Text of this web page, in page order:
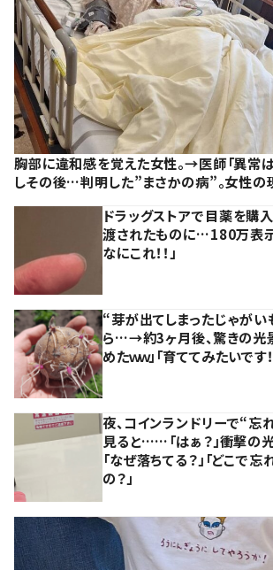
胸部に違和感を覚えた女性。→医師「異常
しその後…判明した”まさかの病”。女性の
ドラッグストアで目薬を購
渡されたものに…180万表示「
なにこれ！！」
“芽が出てしまったじゃが
ら…→約3ヶ月後、驚きの光
めたｗｗ」「育ててみたいです！
夜、コインランドリーで“忘
見ると……「はぁ？」衝撃の光
「なぜ落ちてる？」「どこで
の？」